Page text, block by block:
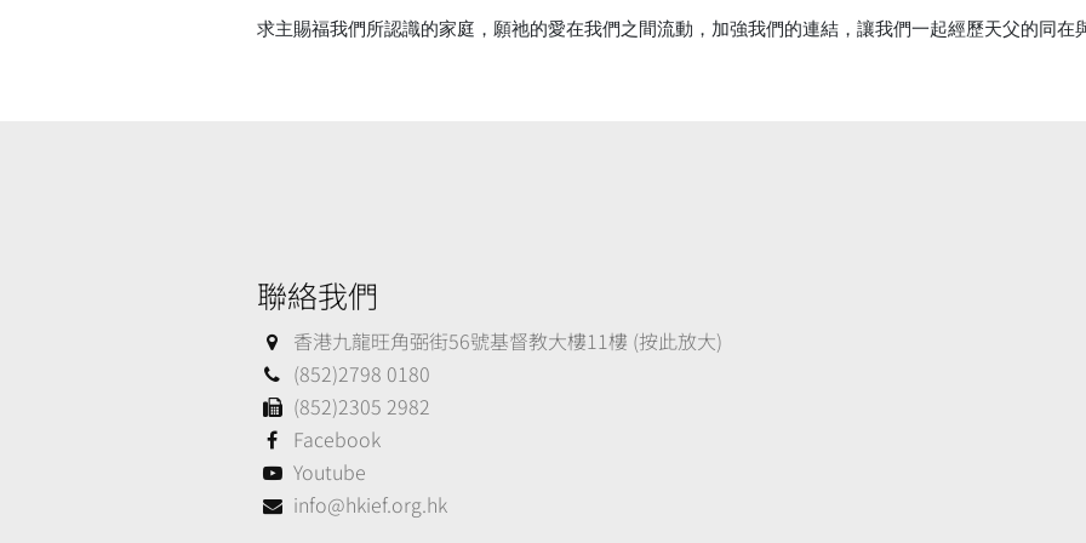
求主賜福我們所認識的家庭，願祂的愛在我們之間流動，加強我們的連結，讓我們一起經歷天父的同在
聯絡我們
香港九龍旺角弼街56號基督教大樓11樓 (按此放大)
(852)2798 0180
(852)2305 2982
Facebook
Youtube
info@hkief.org.hk